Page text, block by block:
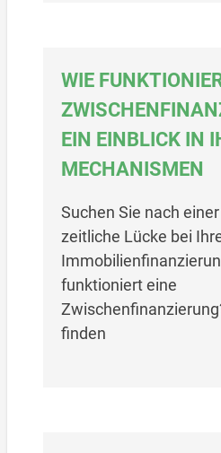
WIE
EIN EINBLICK IN
MECHANISMEN
Suchen Sie nach
zeitliche Lücke bei
funktioniert eine
finden